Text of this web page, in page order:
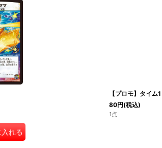
れる
【プロモ】タイ
80円(税込)
1点